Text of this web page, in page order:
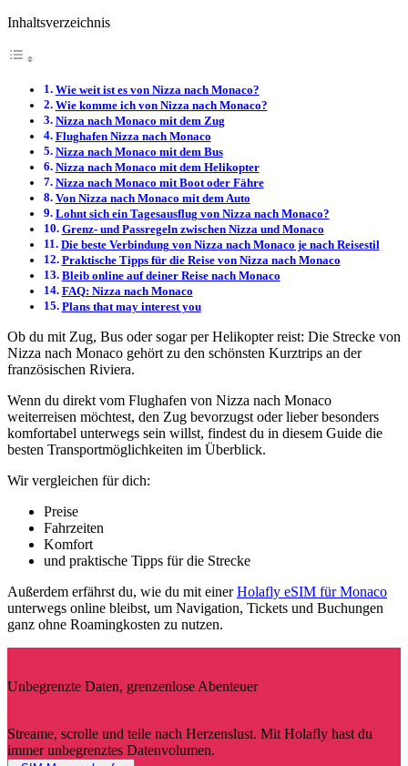
Inhaltsverzeichnis
Wie weit ist es von Nizza nach Monaco?
Wie komme ich von Nizza nach Monaco?
Nizza nach Monaco mit dem Zug
Flughafen Nizza nach Monaco
Nizza nach Monaco mit dem Bus
Nizza nach Monaco mit dem Helikopter
Nizza nach Monaco mit Boot oder Fähre
Von Nizza nach Monaco mit dem Auto
Lohnt sich ein Tagesausflug von Nizza nach Monaco?
Grenz- und Passregeln zwischen Nizza und Monaco
Die beste Verbindung von Nizza nach Monaco je nach Reisestil
Praktische Tipps für die Reise von Nizza nach Monaco
Bleib online auf deiner Reise nach Monaco
FAQ: Nizza nach Monaco
Plans that may interest you
Ob du mit Zug, Bus oder sogar per Helikopter reist: Die Strecke von
Nizza nach Monaco gehört zu den schönsten Kurztrips an der
französischen Riviera.
Wenn du direkt vom Flughafen von Nizza nach Monaco
weiterreisen möchtest, den Zug bevorzugst oder lieber besonders
komfortabel unterwegs sein willst, findest du in diesem Guide die
besten Transportmöglichkeiten im Überblick.
Wir vergleichen für dich:
Preise
Fahrzeiten
Komfort
und praktische Tipps für die Strecke
Außerdem erfährst du, wie du mit einerHolafly eSIM für Monaco
unterwegs online bleibst, um Navigation, Tickets und Buchungen
ganz ohne Roamingkosten zu nutzen.
Unbegrenzte Daten, grenzenlose Abenteuer
Streame, scrolle und teile nach Herzenslust. Mit Holafly hast du
immer unbegrenztes Datenvolumen.